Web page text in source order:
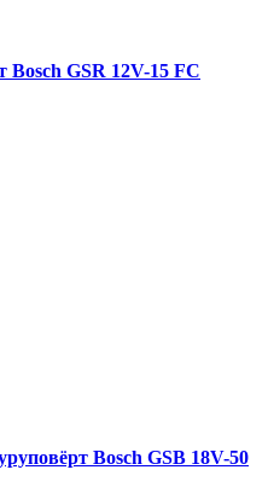
GSR 12V-15 FC
Bosch GSB 18V-50